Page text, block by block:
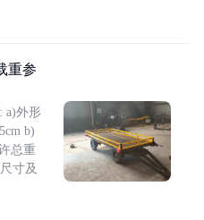
重参
a)外形
b)
总重
寸及